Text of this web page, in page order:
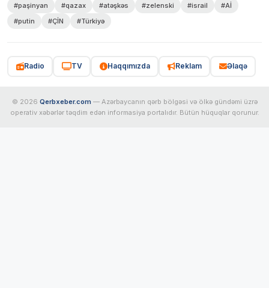
#paşinyan #qazax #atəşkəs #zelenski #israil
#Aİ
#putin
#ÇİN #Türkiyə
Radio TV Haqqımızda Reklam Əlaqə
© 2026 Qerbxeber.com — Azərbaycanın qərb bölgəsi və ölkə gündəmi üzrə
operativ xəbərlər təqdim edən informasiya portalıdır. Bütün hüquqlar qorunur.